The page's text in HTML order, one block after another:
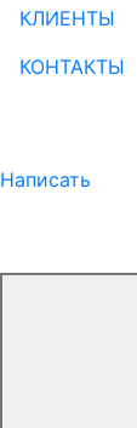
КЛИЕНТЫ
КОНТАКТЫ
Написать